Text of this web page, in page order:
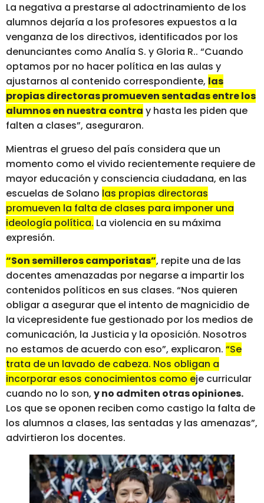
La negativa a prestarse al adoctrinamiento de los
alumnos dejaría a los profesores expuestos a la
venganza de los directivos, identificados por los
denunciantes como Analía S. y Gloria R.. “Cuando
optamos por no hacer política en las aulas y
ajustarnos al contenido correspondiente, las
propias directoras promueven sentadas entre los
alumnos en nuestra contra y hasta les piden que
falten a clases”, aseguraron.
Mientras el grueso del país considera que un
momento como el vivido recientemente requiere de
mayor educación y consciencia ciudadana, en las
escuelas de Solano las propias directoras
promueven la falta de clases para imponer una
ideología política. La violencia en su máxima
expresión.
“Son semilleros camporistas”, repite una de las
docentes amenazadas por negarse a impartir los
contenidos políticos en sus clases. “Nos quieren
obligar a asegurar que el intento de magnicidio de
la vicepresidente fue gestionado por los medios de
comunicación, la Justicia y la oposición. Nosotros
no estamos de acuerdo con eso”, explicaron. “Se
trata de un lavado de cabeza. Nos obligan a
incorporar esos conocimientos como eje curricular
cuando no lo son, y no admiten otras opiniones.
Los que se oponen reciben como castigo la falta de
los alumnos a clases, las sentadas y las amenazas”,
advirtieron los docentes.